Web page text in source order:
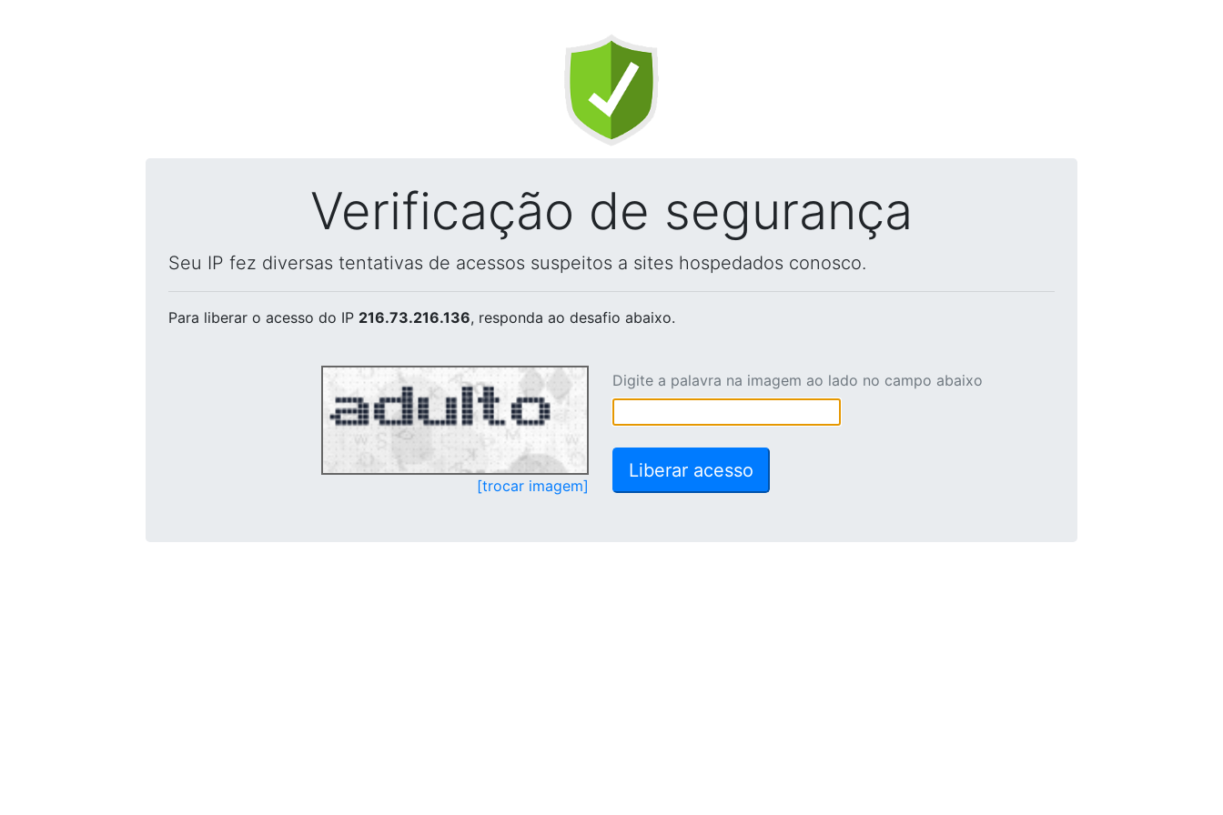
Verificação de segurança
Seu IP fez diversas tentativas de acessos suspeitos a sites hospedados conosco.
Para liberar o acesso do IP 216.73.216.136, responda ao desafio abaixo.
[trocar imagem]
Digite a palavra na imagem ao lado no campo abaixo